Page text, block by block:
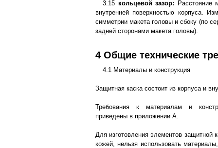
3.15 кольцевой зазор: Расстояние
внутренней поверхностью корпуса.
симметрии макета головы и сбоку (по
задней сторонами макета головы).
4 Общие технические
4.1 Материалы и конструкция
Защитная каска состоит из корпуса и
Требования к материалам и
приведены в приложении А.
Для изготовления элементов защитной
кожей, нельзя использовать